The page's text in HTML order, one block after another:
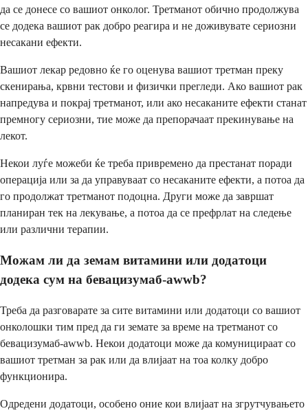
да се донесе со вашиот онколог. Третманот обично продолжува
се додека вашиот рак добро реагира и не доживувате сериозни
несакани ефекти.
Вашиот лекар редовно ќе го оценува вашиот третман преку
скенирања, крвни тестови и физички прегледи. Ако вашиот рак
напредува и покрај третманот, или ако несаканите ефекти станат
премногу сериозни, тие може да препорачаат прекинување на
лекот.
Некои луѓе можеби ќе треба привремено да престанат поради
операција или за да управуваат со несаканите ефекти, а потоа да
го продолжат третманот подоцна. Други може да завршат
планиран тек на лекување, а потоа да се префрлат на следење
или различни терапии.
Можам ли да земам витамини или додатоци
додека сум на бевацизумаб-awwb?
Треба да разговарате за сите витамини или додатоци со вашиот
онколошки тим пред да ги земате за време на третманот со
бевацизумаб-awwb. Некои додатоци може да комуницираат со
вашиот третман за рак или да влијаат на тоа колку добро
функционира.
Одредени додатоци, особено оние кои влијаат на згрутчувањето